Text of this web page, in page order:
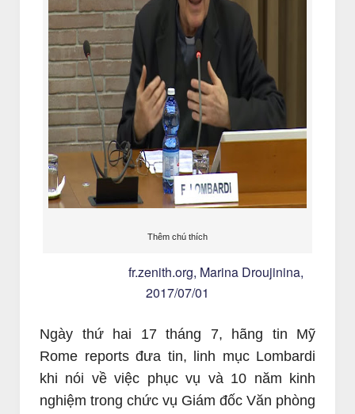
Thêm chú thích
fr.zenith.org, Marina Droujinina,
2017/07/01
Ngày thứ hai 17 tháng 7, hãng tin Mỹ
Rome reports đưa tin, linh mục Lombardi
khi nói về việc phục vụ và 10 năm kinh
nghiệm trong chức vụ Giám đốc Văn phòng